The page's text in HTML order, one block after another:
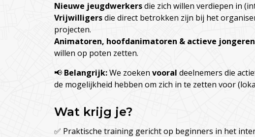
Nieuwe jeugdwerkersdie zich willen verdiepen in
Vrijwilligersdie direct betrokken zijn bij het
projecten.
Animatoren, hoofdanimatoren & actieve jongeren
willen op poten zetten.
📢 Belangrijk:We zoekenvooral deelnemers die
de mogelijkheid hebben om zich in te zetten voor
Wat krijg je?
✅ Praktische training gericht op beginners in het